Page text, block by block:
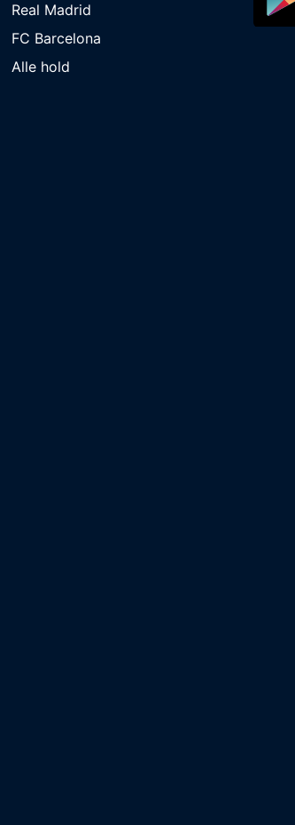
Real Madrid
FC Barcelona
Alle hold